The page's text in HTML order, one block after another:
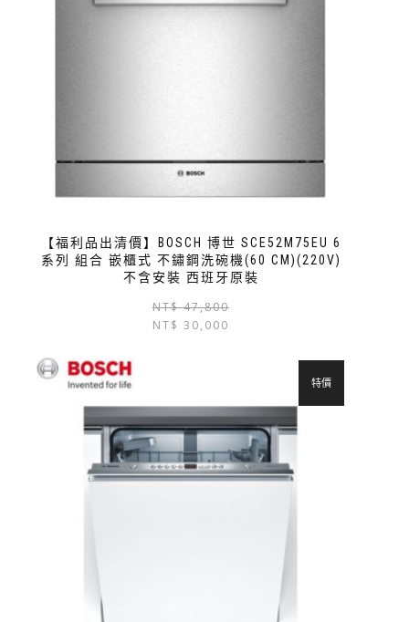
【福利品出清價】BOSCH 博世 SCE52M75EU 6
系列 組合 嵌櫃式 不鏽鋼洗碗機(60 CM)(220V)
不含安裝 西班牙原裝
NT$47,800
NT$ 30,000
特價